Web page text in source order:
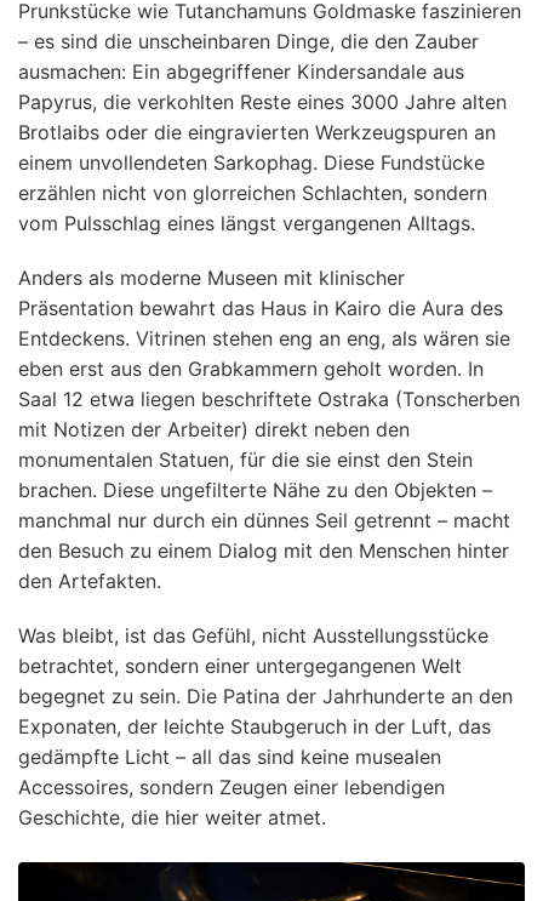
Prunkstücke wie Tutanchamuns Goldmaske faszinieren
– es sind die unscheinbaren Dinge, die den Zauber
ausmachen: Ein abgegriffener Kindersandale aus
Papyrus, die verkohlten Reste eines 3000 Jahre alten
Brotlaibs oder die eingravierten Werkzeugspuren an
einem unvollendeten Sarkophag. Diese Fundstücke
erzählen nicht von glorreichen Schlachten, sondern
vom Pulsschlag eines längst vergangenen Alltags.
Anders als moderne Museen mit klinischer
Präsentation bewahrt das Haus in Kairo die Aura des
Entdeckens. Vitrinen stehen eng an eng, als wären sie
eben erst aus den Grabkammern geholt worden. In
Saal 12 etwa liegen beschriftete Ostraka (Tonscherben
mit Notizen der Arbeiter) direkt neben den
monumentalen Statuen, für die sie einst den Stein
brachen. Diese ungefilterte Nähe zu den Objekten –
manchmal nur durch ein dünnes Seil getrennt – macht
den Besuch zu einem Dialog mit den Menschen hinter
den Artefakten.
Was bleibt, ist das Gefühl, nicht Ausstellungsstücke
betrachtet, sondern einer untergegangenen Welt
begegnet zu sein. Die Patina der Jahrhunderte an den
Exponaten, der leichte Staubgeruch in der Luft, das
gedämpfte Licht – all das sind keine musealen
Accessoires, sondern Zeugen einer lebendigen
Geschichte, die hier weiter atmet.